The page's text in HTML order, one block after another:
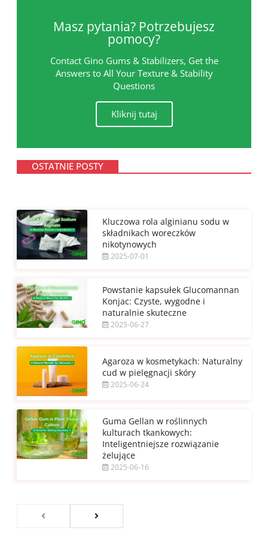
Masz pytania? Potrzebujesz
pomocy?
Contact Gino Gums & Stabilizers, Get the
Answers to All Your Texture & Stability
Questions
Kliknij tutaj
OSTATNIE POSTY
Kluczowa rola alginianu sodu w
składnikach woreczków
nikotynowych
2025-07-01
Powstanie kapsułek Glucomannan
Konjac: Czyste, wygodne i
naturalnie skuteczne
2025-06-27
Agaroza w kosmetykach: Naturalny
cud w pielęgnacji skóry
2025-06-24
Guma Gellan w roślinnych
kulturach tkankowych:
Inteligentniejsze rozwiązanie
żelujące
2025-06-16